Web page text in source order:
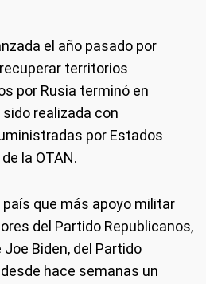
el año pasado por
territorios
por Rusia terminó en
realizada con
por Estados
la OTAN.
país que más apoyo militar
del Partido Republicanos,
Biden, del Partido
hace semanas un